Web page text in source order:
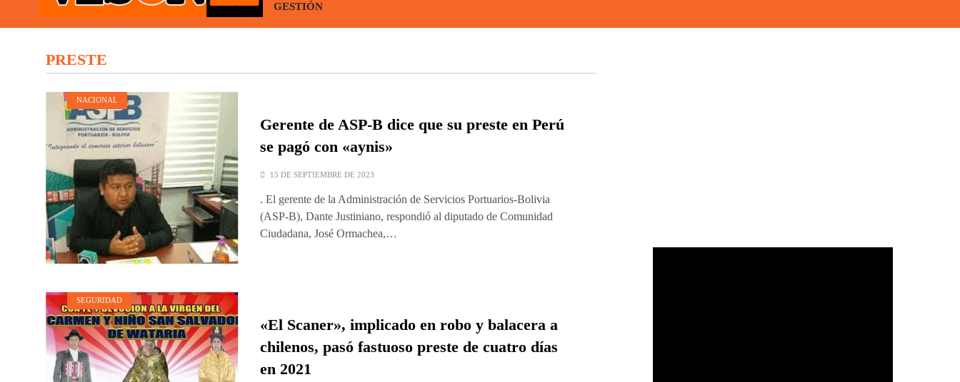
GESTIÓN
PRESTE
NACIONAL
Gerente de ASP-B dice que su preste en Perú
se pagó con «aynis»
15 DE SEPTIEMBRE DE 2023
. El gerente de la Administración de Servicios Portuarios-Bolivia
(ASP-B), Dante Justiniano, respondió al diputado de Comunidad
Ciudadana, José Ormachea,…
SEGURIDAD
«El Scaner», implicado en robo y balacera a
chilenos, pasó fastuoso preste de cuatro días
en 2021